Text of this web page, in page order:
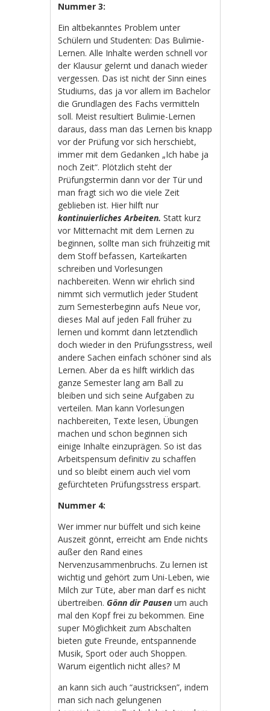
Nummer 3:
Ein altbekanntes Problem unter
Schülern und Studenten: Das Bulimie-
Lernen. Alle Inhalte werden schnell vor
der Klausur gelernt und danach wieder
vergessen. Das ist nicht der Sinn eines
Studiums, das ja vor allem im Bachelor
die Grundlagen des Fachs vermitteln
soll. Meist resultiert Bulimie-Lernen
daraus, dass man das Lernen bis knapp
vor der Prüfung vor sich herschiebt,
immer mit dem Gedanken „Ich habe ja
noch Zeit“. Plötzlich steht der
Prüfungstermin dann vor der Tür und
man fragt sich wo die viele Zeit
geblieben ist. Hier hilft nur
kontinuierliches Arbeiten.Statt kurz
vor Mitternacht mit dem Lernen zu
beginnen, sollte man sich frühzeitig mit
dem Stoff befassen, Karteikarten
schreiben und Vorlesungen
nachbereiten. Wenn wir ehrlich sind
nimmt sich vermutlich jeder Student
zum Semesterbeginn aufs Neue vor,
dieses Mal auf jeden Fall früher zu
lernen und kommt dann letztendlich
doch wieder in den Prüfungsstress, weil
andere Sachen einfach schöner sind als
Lernen. Aber da es hilft wirklich das
ganze Semester lang am Ball zu
bleiben und sich seine Aufgaben zu
verteilen. Man kann Vorlesungen
nachbereiten, Texte lesen, Übungen
machen und schon beginnen sich
einige Inhalte einzuprägen. So ist das
Arbeitspensum definitiv zu schaffen
und so bleibt einem auch viel vom
gefürchteten Prüfungsstress erspart.
Nummer 4:
Wer immer nur büffelt und sich keine
Auszeit gönnt, erreicht am Ende nichts
außer den Rand eines
Nervenzusammenbruchs. Zu lernen ist
wichtig und gehört zum Uni-Leben, wie
Milch zur Tüte, aber man darf es nicht
übertreiben. Gönn dir Pausen um auch
mal den Kopf frei zu bekommen. Eine
super Möglichkeit zum Abschalten
bieten gute Freunde, entspannende
Musik, Sport oder auch Shoppen.
Warum eigentlich nicht alles? M
an kann sich auch “austricksen”, indem
man sich nach gelungenen